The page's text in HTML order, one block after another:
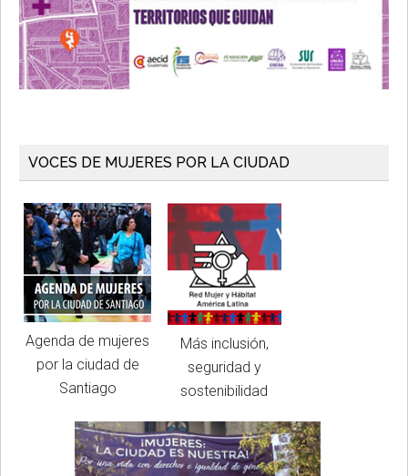
VOCES DE MUJERES POR LA CIUDAD
Agenda de mujeres
por la ciudad de
Santiago
Más inclusión,
seguridad y
sostenibilidad